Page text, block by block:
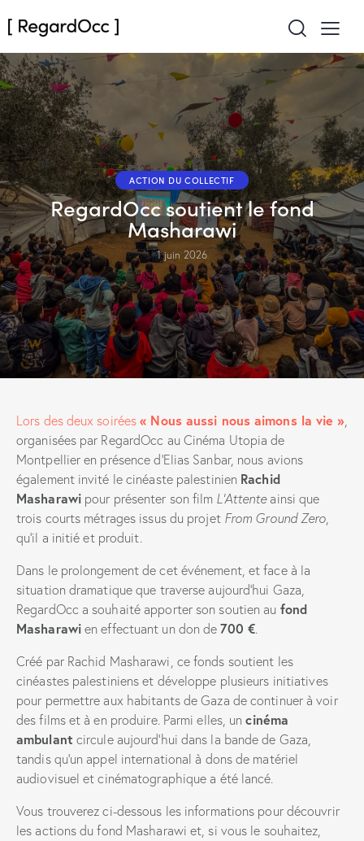
ACTION DU COLLECTIF
RegardOcc soutient le fond
Masharawi
1 juin 2026
Lors des deux soirées« Nous aussi nous aimons la vie »,
organisées par RegardOcc au Cinéma Utopia de
Montpellier en présence d’Elias Sanbar, nous avions
également invité le cinéaste palestinien Rachid
Masharawipour présenter son film L’Attenteainsi que
trois courts métrages issus du projet From Ground Zero,
qu’il a initié et produit.
Dans le prolongement de cet événement, et face à la
situation dramatique que traverse aujourd’hui Gaza,
RegardOcc a souhaité apporter son soutien au fond
Masharawien effectuant un don de700 €.
Créé par Rachid Masharawi, ce fonds soutient les
cinéastes palestiniens et développe plusieurs initiatives
pour permettre aux habitants de Gaza de continuer à voir
des films et à en produire. Parmi elles, uncinéma
ambulant circule aujourd’hui dans la bande de Gaza,
tandis qu’un appel international à dons de matériel
audiovisuel et cinématographique a été lancé.
Vous trouverez ci-dessous les informations pour découvrir
les actions du fond Masharawi et, si vous le souhaitez,